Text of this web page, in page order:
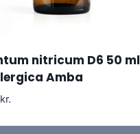
nitricum D6 50 ml
Amba
kr.